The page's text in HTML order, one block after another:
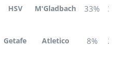
HSV M'Gladbach 33% 34%
Getafe Atletico 8% 29%